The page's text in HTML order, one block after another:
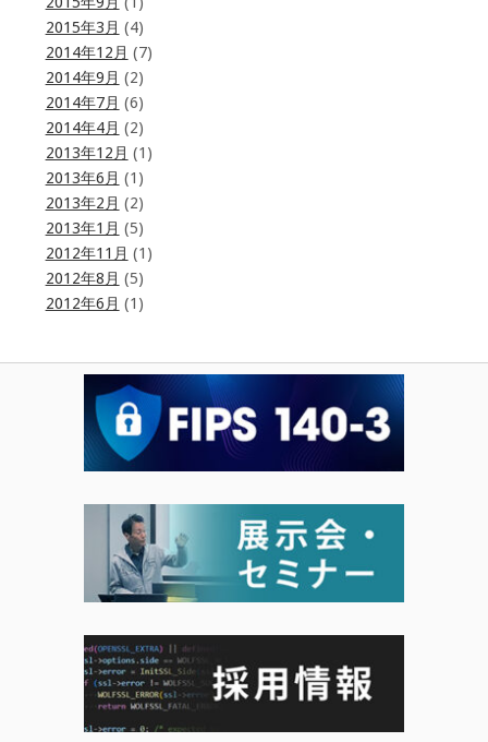
2015年3月 (4)
2014年12月 (7)
2014年9月 (2)
2014年7月 (6)
2014年4月 (2)
2013年12月 (1)
2013年6月 (1)
2013年2月 (2)
2013年1月 (5)
2012年11月 (1)
2012年8月 (5)
2012年6月 (1)